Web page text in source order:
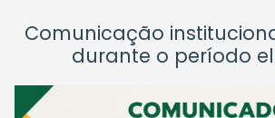
Comunicação
durante o período